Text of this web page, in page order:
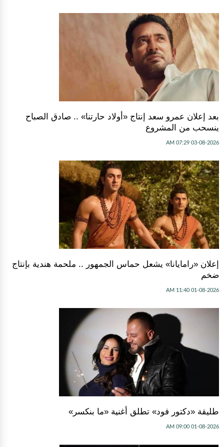
بعد إعلان عمرو سعد إنتاج «أولاد حارتنا» .. صادق الصباح
ينسحب من المشروع
03-08-2026 07:29 AM
إعلان «رامايانا» يشعل حماس الجمهور .. ملحمة هندية بإنتاج
ضخم
01-08-2026 11:40 AM
طليقة «دكتور فود» تطلق أغنية «ما بنكسر»
01-08-2026 09:00 AM